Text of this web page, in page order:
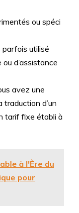
ou spéci
parfois utilisé
d’assistance
avez une
traduction d’un
tarif fixe établi à
à l'Ère du
pour